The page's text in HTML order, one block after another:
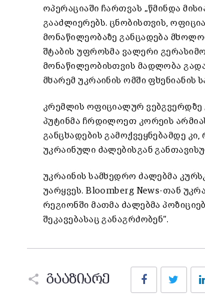
ოპერაციაში ჩართვას „წმინდა
გააძლიერებს. ცნობისთვის,
მონაწილეობაზე განცადება
შტაბის უფროსმა ვალერი
მონაწილეობისთვის მადლობა
მხარემ უკრაინის ომში
კრემლის ოფიციალურ ვებგვერდზე
პუტინმა ჩრდილოეთ კორეის
განცხადების გამოქვეყნებამდე
უკრაინული ძალებისგან
უკრაინის სამხედრო ძალებმა
უარყვეს. Bloomberg News-თან
რეგიონში მათმა ძალებმა
შეკავებასაც განაგრძობენ“.
გააზიარე
Facebook